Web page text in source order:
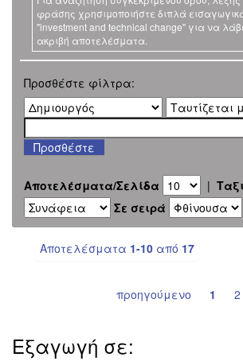
φράσης χρησιμοποιήστε διπλά
"investment and technical change" για να
ακριβή αποτελέσματα.
Προσθέστε φίλτρα:
Αποτελέσματα/Σελίδα |
Σε σειρά
Αποτελέσματα 1-10 από 17
προηγούμενο 1 2
Εξαγωγή σε: